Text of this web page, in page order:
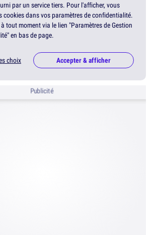
par un service tiers. Pour l'afficher, vous
cookies dans vos paramètres de confidentialité.
tout moment via le lien "Paramètres de Gestion
en bas de page.
choix Accepter & afficher
Publicité